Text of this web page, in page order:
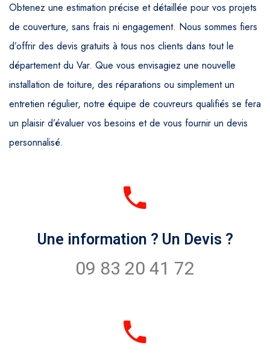
Obtenez une estimation précise et détaillée pour vos projets
de couverture, sans frais ni engagement. Nous sommes fiers
d’offrir des devis gratuits à tous nos clients dans tout le
département du Var. Que vous envisagiez une nouvelle
installation de toiture, des réparations ou simplement un
entretien régulier, notre équipe de couvreurs qualifiés se fera
un plaisir d’évaluer vos besoins et de vous fournir un devis
personnalisé.
Une information ? Un Devis ?
09 83 20 41 72